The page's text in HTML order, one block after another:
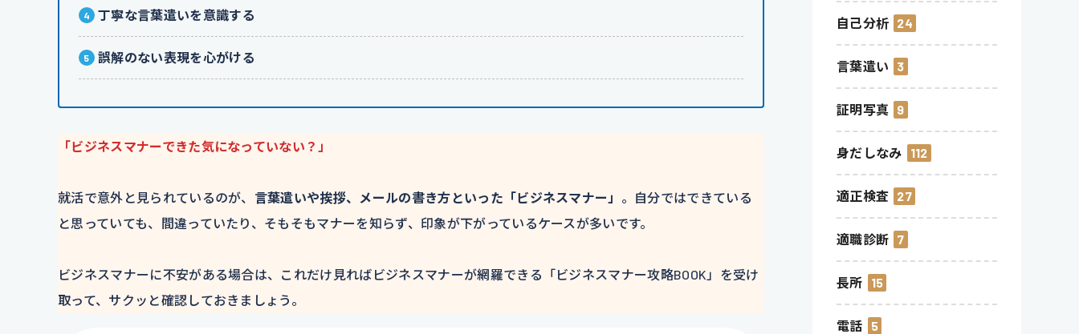
丁寧な言葉遣いを意識する
誤解のない表現を心がける
「ビジネスマナーできた気になっていない？」
就活で意外と見られているのが、 言葉遣いや挨拶、メールの書き方といった「ビジネスマナー」 。自分ではできている
と思っていても、間違っていたり、そもそもマナーを知らず、印象が下がっているケースが多いです。
ビジネスマナーに不安がある場合は、これだけ見ればビジネスマナーが網羅できる「ビジネスマナー攻略BOOK」を受け
取って、サクッと確認しておきましょう。
自己分析 24
言葉遣い 3
証明写真 9
身だしなみ 112
適正検査 27
適職診断 7
長所 15
電話 5